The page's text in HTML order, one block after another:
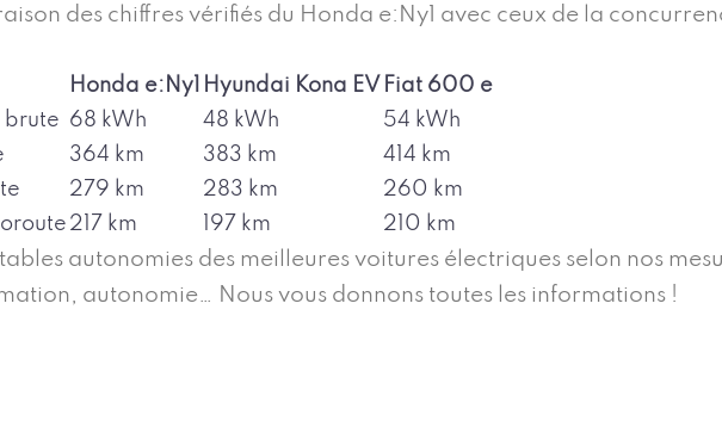
des chiffres vérifiés du Honda e:Ny1 avec ceux de la
Honda e:Ny1 Hyundai Kona EV Fiat 600 e
68 kWh 48 kWh
54 kWh
364 km 383 km
414 km
279 km 283 km
260 km
217 km 197 km 210 km
autonomies des meilleures voitures électriques selon nos
autonomie… Nous vous donnons toutes les informations !